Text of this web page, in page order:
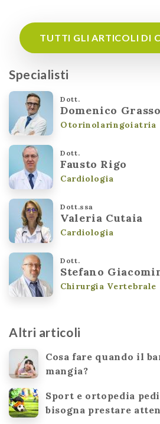
TUTTI GLI ARTICOLI DI
Specialisti
Dott.
Domenico Grasso
Otorinolaringoiatria
Dott.
Fausto Rigo
Cardiologia
Dott.ssa
Valeria Cutaia
Cardiologia
Dott.
Stefano
Chirurgia Vertebrale
Altri articoli
Cosa fare quando il
mangia?
Sport e ortopedia
bisogna prestare